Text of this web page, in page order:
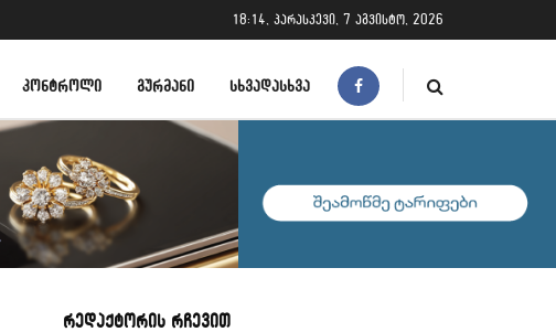
18:14, პარასკევი, 7 აგვისტო, 2026
ᲙᲝᲜᲢᲠᲝᲚᲘ ᲒᲣᲠᲛᲐᲜᲘ ᲡᲮᲕᲐᲓᲐᲡᲮᲕᲐ
რედაქტორის რჩევით